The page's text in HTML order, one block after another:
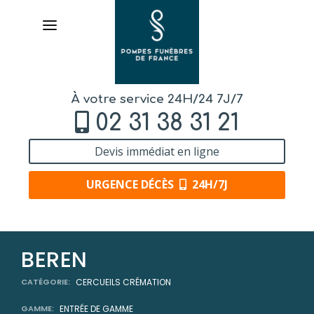
À votre service 24H/24 7J/7
02 31 38 31 21
Devis immédiat en ligne
URGENCE DÉCÈS 24H/7J
ORGANISER DES OBSÈQUES
PRÉVOIR SES OBSÈQUES
BEREN
CATÉGORIE: CERCUEILS CRÉMATION
GAMME: ENTRÉE DE GAMME